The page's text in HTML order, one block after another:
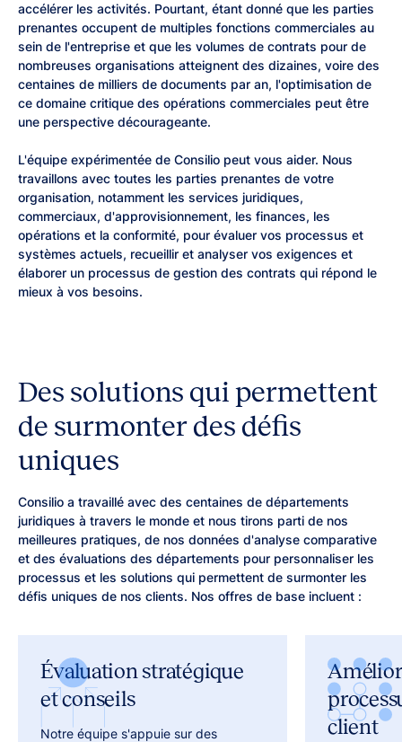
accélérer les activités. Pourtant, étant donné que les parties
prenantes occupent de multiples fonctions commerciales au
sein de l'entreprise et que les volumes de contrats pour de
nombreuses organisations atteignent des dizaines, voire des
centaines de milliers de documents par an, l'optimisation de
ce domaine critique des opérations commerciales peut être
une perspective décourageante.
L'équipe expérimentée de Consilio peut vous aider. Nous
travaillons avec toutes les parties prenantes de votre
organisation, notamment les services juridiques,
commerciaux, d'approvisionnement, les finances, les
opérations et la conformité, pour évaluer vos processus et
systèmes actuels, recueillir et analyser vos exigences et
élaborer un processus de gestion des contrats qui répond le
mieux à vos besoins.
Des solutions qui permettent
de surmonter des défis
uniques
Consilio a travaillé avec des centaines de départements
juridiques à travers le monde et nous tirons parti de nos
meilleures pratiques, de nos données d'analyse comparative
et des évaluations des départements pour personnaliser les
processus et les solutions qui permettent de surmonter les
défis uniques de nos clients. Nos offres de base incluent :
Évaluation stratégique
et conseils
Notre équipe s'appuie sur des
client